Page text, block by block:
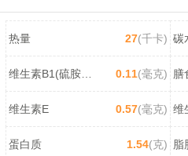
热量 27(千卡) 碳
维生素B1(硫胺素) 0.11(毫克) 膳
维生素E 0.57(毫克)
蛋白质 1.54(克) 脂